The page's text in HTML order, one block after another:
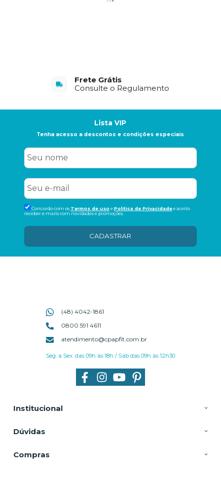
Frete Grátis
Consulte o Regulamento
Lista VIP
Tenha acesso a descontos e condições especiais
Concordo com os Termos de uso ePolitica de Privacidadee aceito
receber e-mails com novidades e promoções.
CADASTRAR
Institucional
Dúvidas
Compras
(48) 4042-1861
0800 591 4611
atendimento@cpapfit.com.br
Seg. a Sex. das 09h às 18h / Sáb das 09h às 12h30